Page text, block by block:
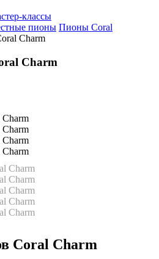
классы
пионы Пионы Coral
Charm
Charm
Coral Charm